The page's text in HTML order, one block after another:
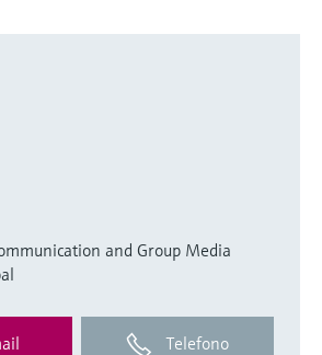
and Group Media
Telefono